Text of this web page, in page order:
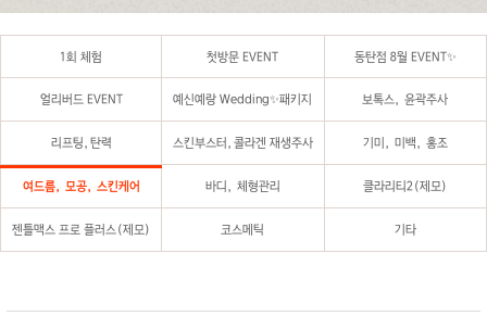
1회 체험 첫방문 EVENT 동탄점 8월 EVENT✨
얼리버드 EVENT 예신예랑 Wedding✨패키지 보톡스, 윤곽주사
리프팅,탄력 스킨부스터,콜라겐 재생주사 기미, 미백, 홍조
여드름, 모공, 스킨케어 바디, 체형관리 클라리티2(제모)
젠틀맥스 프로 플러스(제모) 코스메틱 기타